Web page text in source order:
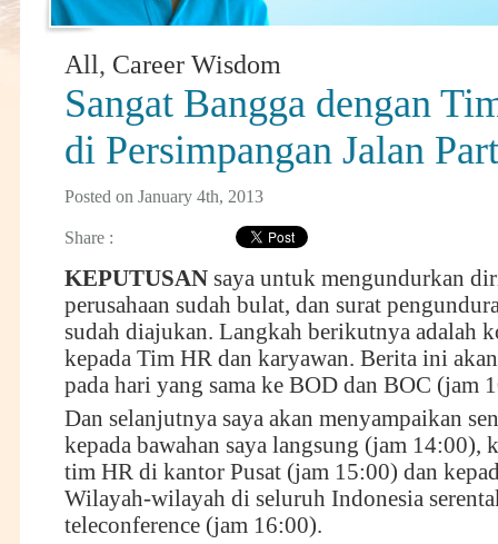
All, Career Wisdom
Sangat Bangga dengan
di Persimpangan Jalan
Posted on January 4th, 2013
Share :
KEPUTUSANsaya untuk mengundurkan
perusahaan sudah bulat, dan surat
sudah diajukan. Langkah berikutnya adalah
kepada Tim HR dan karyawan. Berita ini
pada hari yang sama ke BOD dan BOC (jam
Dan selanjutnya saya akan menyampaikan
kepada bawahan saya langsung (jam 14:00),
tim HR di kantor Pusat (jam 15:00) dan
Wilayah-wilayah di seluruh Indonesia
teleconference (jam 16:00).